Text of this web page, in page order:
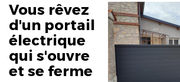
Vous rêvez
d'un portail
électrique
qui s'ouvre
et se ferme